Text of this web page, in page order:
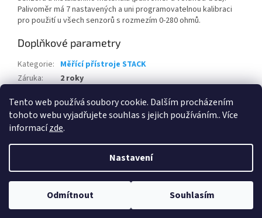
Tento web používá soubory cookie. Dalším procházením
tohoto webu vyjadřujete souhlas s jejich používáním.. Více
informacízde.
Nastavení
Odmítnout Souhlasím
Palivoměr má 7 nastavených a uni programovatelnou kalibraci
pro použití u všech senzorů s rozmezím 0-280 ohmů.
Doplňkové parametry
Kategorie: Měřící přístroje STACK
Záruka:
2 roky
Copyright 2026Auto - Moto Riegger s.r.o.. Všechna práva
vyhrazena.
Upravit nastavení cookies